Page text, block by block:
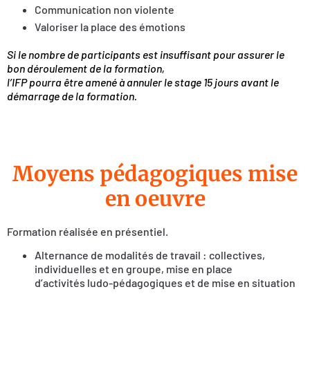
Communication non violente
Valoriser la place des émotions
Si le nombre de participants est insuffisant pour assurer le
bon déroulement de la formation,
l’IFP pourra être amené à annuler le stage 15 jours avant le
démarrage de la formation.
Moyens pédagogiques mise
en oeuvre
Formation réalisée en présentiel.
Alternance de modalités de travail : collectives,
individuelles et en groupe, mise en place
d’activités ludo-pédagogiques et de mise en situation